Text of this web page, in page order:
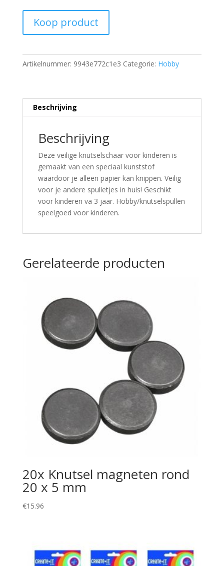
Koop product
Artikelnummer: 9943e772c1e3 Categorie: Hobby
Beschrijving
Beschrijving
Deze veilige knutselschaar voor kinderen is
gemaakt van een speciaal kunststof
waardoor je alleen papier kan knippen. Veilig
voor je andere spulletjes in huis! Geschikt
voor kinderen va 3 jaar. Hobby/knutselspullen
speelgoed voor kinderen.
Gerelateerde producten
20x Knutsel magneten rond
20 x 5 mm
€15.96